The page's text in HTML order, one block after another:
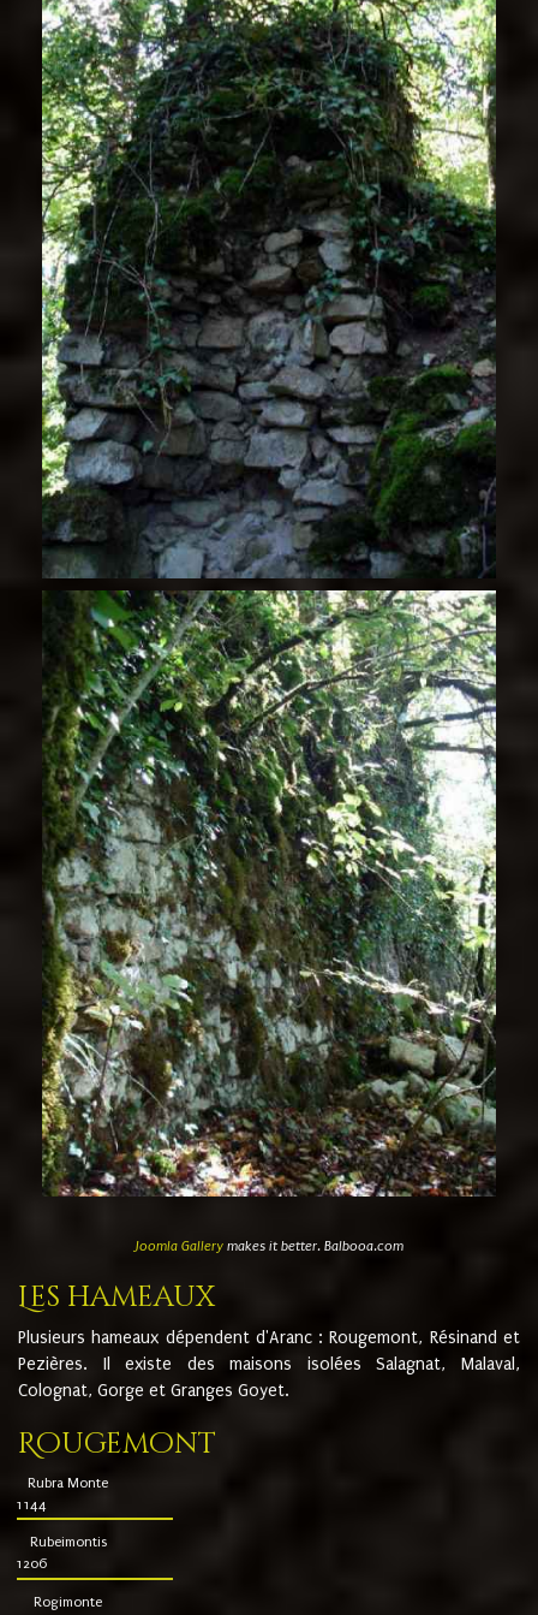
Joomla Gallerymakes it better. Balbooa.com
Les hameaux
Plusieurs hameaux dépendent d'Aranc : Rougemont, Résinand et
Pezières. Il existe des maisons isolées Salagnat, Malaval,
Colognat, Gorge et Granges Goyet.
Rougemont
Rubra Monte
1144
Rubeimontis
1206
Rogimonte